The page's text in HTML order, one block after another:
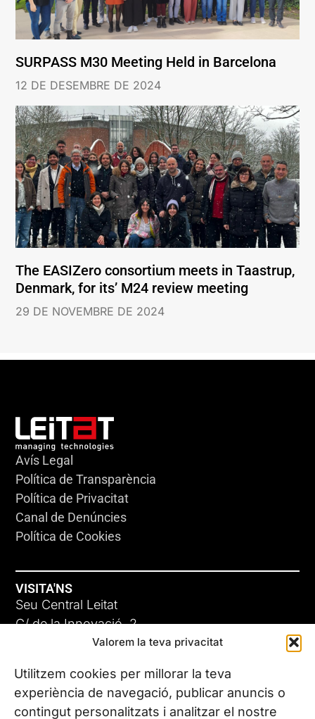
Valorem la teva privacitat
Utilitzem cookies per millorar la teva
experiència de navegació, publicar anuncis o
contingut personalitzats i analitzar el nostre
SURPASS M30 Meeting Held in Barcelona
12 DE DESEMBRE DE 2024
The EASIZero consortium meets in Taastrup,
Denmark, for its’ M24 review meeting
29 DE NOVEMBRE DE 2024
Avís Legal
Política de Transparència
Política de Privacitat
Canal de Denúncies
Política de Cookies
VISITA'NS
Seu Central Leitat
C/ de la Innovació, 2
08225 Terrassa, (Barcelona)
Coneix les nostres seus